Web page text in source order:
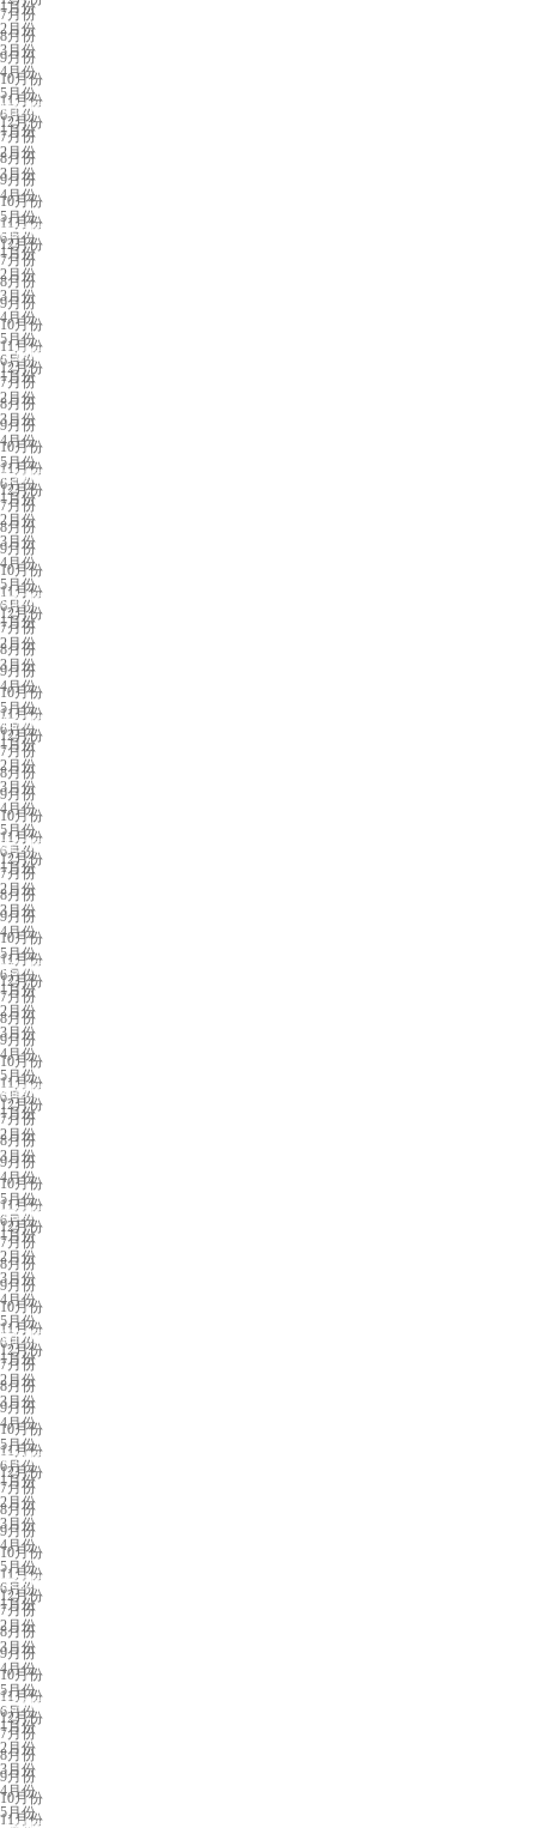
7月份
8月份
9月份
10月份
11月份
12月份
1月份
2月份
3月份
4月份
5月份
6月份
7月份
8月份
9月份
10月份
11月份
12月份
贵阳展会排期
1月份
2月份
3月份
4月份
5月份
6月份
7月份
8月份
9月份
10月份
11月份
12月份
南京展会排期
1月份
2月份
3月份
4月份
5月份
6月份
7月份
8月份
9月份
10月份
11月份
12月份
太原展会排期
1月份
2月份
3月份
4月份
5月份
6月份
7月份
8月份
9月份
10月份
11月份
12月份
长春展会排期
1月份
2月份
3月份
4月份
5月份
6月份
7月份
8月份
9月份
10月份
11月份
12月份
沈阳展会排期
1月份
2月份
3月份
4月份
5月份
6月份
7月份
8月份
9月份
10月份
11月份
12月份
临沂展会排期
1月份
2月份
3月份
4月份
5月份
6月份
7月份
8月份
9月份
10月份
11月份
12月份
西安展会排期
1月份
2月份
3月份
4月份
5月份
6月份
7月份
8月份
9月份
10月份
11月份
12月份
银川展会排期
1月份
2月份
3月份
4月份
5月份
6月份
7月份
8月份
9月份
10月份
11月份
12月份
南昌展会排期
1月份
2月份
3月份
4月份
5月份
6月份
7月份
8月份
9月份
10月份
11月份
12月份
东营展会排期
1月份
2月份
3月份
4月份
5月份
6月份
7月份
8月份
9月份
10月份
11月份
12月份
厦门展会排期
1月份
2月份
3月份
4月份
5月份
6月份
7月份
8月份
9月份
10月份
11月份
12月份
青岛展会排期
1月份
2月份
3月份
4月份
5月份
6月份
7月份
8月份
9月份
10月份
11月份
12月份
东莞展会排期
1月份
2月份
3月份
4月份
5月份
6月份
7月份
8月份
9月份
10月份
11月份
天津展会排期
1月份
2月份
3月份
4月份
5月份